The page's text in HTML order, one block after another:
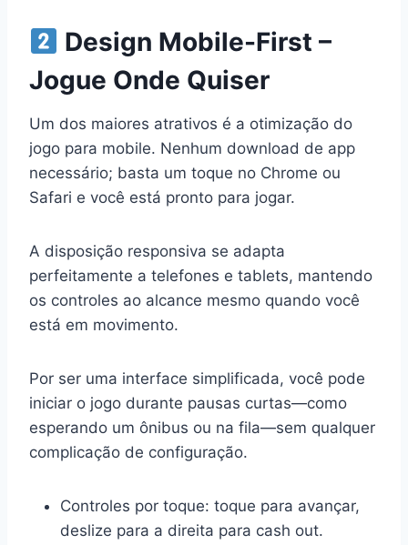
Design Mobile-First –
Jogue Onde Quiser
Um dos maiores atrativos é a otimização do
jogo para mobile. Nenhum download de app
necessário; basta um toque no Chrome ou
Safari e você está pronto para jogar.
A disposição responsiva se adapta
perfeitamente a telefones e tablets, mantendo
os controles ao alcance mesmo quando você
está em movimento.
Por ser uma interface simplificada, você pode
iniciar o jogo durante pausas curtas—como
esperando um ônibus ou na fila—sem qualquer
complicação de configuração.
Controles por toque: toque para avançar,
deslize para a direita para cash out.